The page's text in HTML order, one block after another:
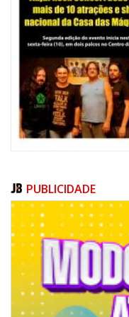
06/08/2026 | 10:14
Defesa Civil de SC
entenda como o fenômeno
ITAJAÍ
PUBLICIDADE